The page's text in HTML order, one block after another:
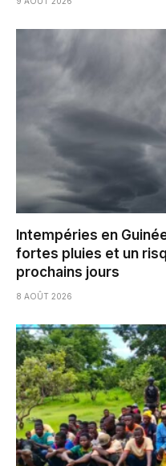
Intempéries en
fortes pluies et un
prochains jours
8 AOÛT 2026